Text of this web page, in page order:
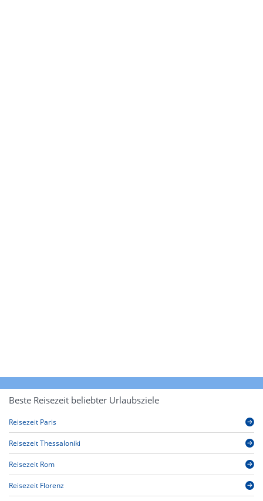
Beste Reisezeit beliebter Urlaubsziele
Reisezeit Paris
Reisezeit Thessaloniki
Reisezeit Rom
Reisezeit Florenz